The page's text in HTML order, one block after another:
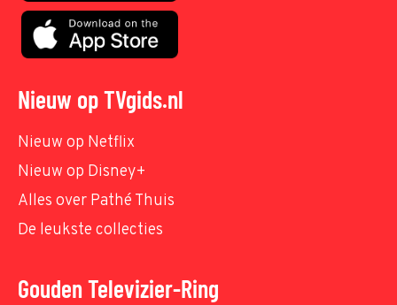
Nieuw op TVgids.nl
Nieuw op Netflix
Nieuw op Disney+
Alles over Pathé Thuis
De leukste collecties
Gouden Televizier-Ring